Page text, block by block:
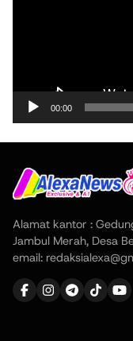
00:00
Alamat kantor :
Jambul Merah, Desa
email: